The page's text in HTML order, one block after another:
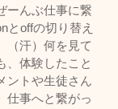
ーんぶ仕事に繋
とoffの切り替え
（汗）何を見て
、体験したこと
ントや生徒さん
仕事へと繋がっ